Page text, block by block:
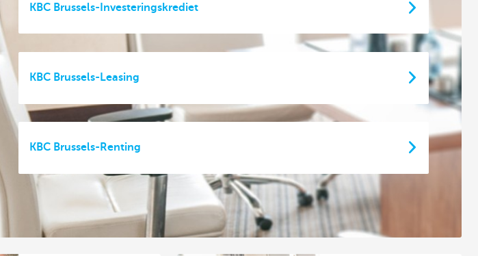
KBC Brussels-Investeringskrediet
KBC Brussels-Leasing
KBC Brussels-Renting